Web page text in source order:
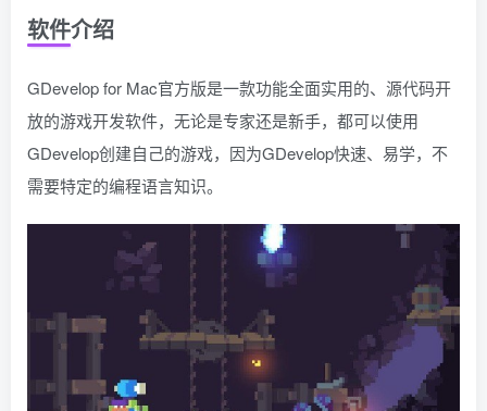
软件介绍
GDevelop for Mac官方版是一款功能全面实用的、源代码开
放的游戏开发软件，无论是专家还是新手，都可以使用
GDevelop创建自己的游戏，因为GDevelop快速、易学，不
需要特定的编程语言知识。